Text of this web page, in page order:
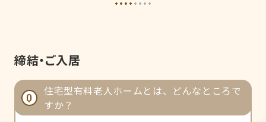
締結・ご入居
住宅型有料老人ホームとは、どんなところで
すか？